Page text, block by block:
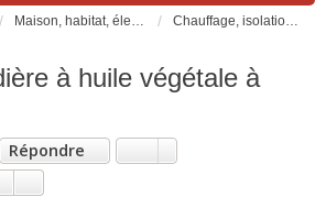
Maison, habitat, électricité et jardin. Travaux et bricolage. Chauffage, isolation, ventilation, VMC, refroidissement...
à huile végétale à
Répondre